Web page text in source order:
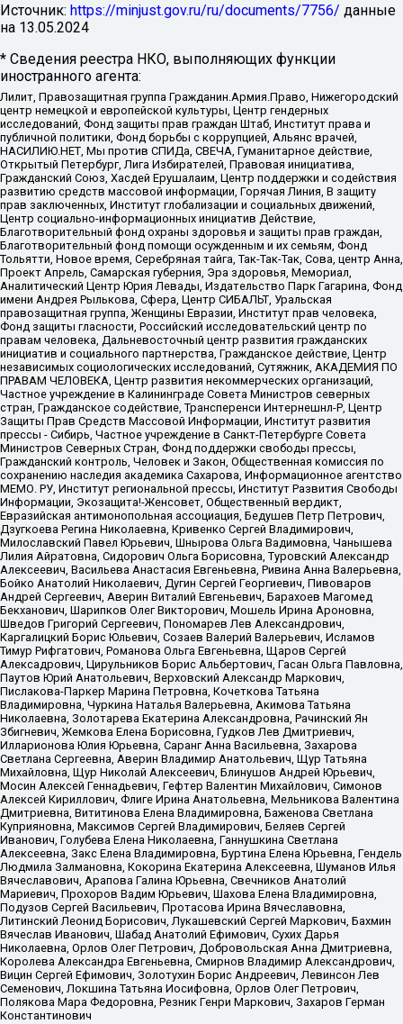
Источник: https://minjust.gov.ru/ru/documents/7756/ данные
на 13.05.2024
* Сведения реестра НКО, выполняющих функции
иностранного агента:
Лилит, Правозащитная группа Гражданин.Армия.Право, Нижегородский
центр немецкой и европейской культуры, Центр гендерных
исследований, Фонд защиты прав граждан Штаб, Институт права и
публичной политики, Фонд борьбы с коррупцией, Альянс врачей,
НАСИЛИЮ.НЕТ, Мы против СПИДа, СВЕЧА, Гуманитарное действие,
Открытый Петербург, Лига Избирателей, Правовая инициатива,
Гражданский Союз, Хасдей Ерушалаим, Центр поддержки и содействия
развитию средств массовой информации, Горячая Линия, В защиту
прав заключенных, Институт глобализации и социальных движений,
Центр социально-информационных инициатив Действие,
Благотворительный фонд охраны здоровья и защиты прав граждан,
Благотворительный фонд помощи осужденным и их семьям, Фонд
Тольятти, Новое время, Серебряная тайга, Так-Так-Так, Сова, центр Анна,
Проект Апрель, Самарская губерния, Эра здоровья, Мемориал,
Аналитический Центр Юрия Левады, Издательство Парк Гагарина, Фонд
имени Андрея Рылькова, Сфера, Центр СИБАЛЬТ, Уральская
правозащитная группа, Женщины Евразии, Институт прав человека,
Фонд защиты гласности, Российский исследовательский центр по
правам человека, Дальневосточный центр развития гражданских
инициатив и социального партнерства, Гражданское действие, Центр
независимых социологических исследований, Сутяжник, АКАДЕМИЯ ПО
ПРАВАМ ЧЕЛОВЕКА, Центр развития некоммерческих организаций,
Частное учреждение в Калининграде Совета Министров северных
стран, Гражданское содействие, Трансперенси Интернешнл-Р, Центр
Защиты Прав Средств Массовой Информации, Институт развития
прессы - Сибирь, Частное учреждение в Санкт-Петербурге Совета
Министров Северных Стран, Фонд поддержки свободы прессы,
Гражданский контроль, Человек и Закон, Общественная комиссия по
сохранению наследия академика Сахарова, Информационное агентство
МЕМО. РУ, Институт региональной прессы, Институт Развития Свободы
Информации, Экозащита!-Женсовет, Общественный вердикт,
Евразийская антимонопольная ассоциация, Бедушев Петр Петрович,
Дзугкоева Регина Николаевна, Кривенко Сергей Владимирович,
Милославский Павел Юрьевич, Шнырова Ольга Вадимовна, Чанышева
Лилия Айратовна, Сидорович Ольга Борисовна, Туровский Александр
Алексеевич, Васильева Анастасия Евгеньевна, Ривина Анна Валерьевна,
Бойко Анатолий Николаевич, Дугин Сергей Георгиевич, Пивоваров
Андрей Сергеевич, Аверин Виталий Евгеньевич, Барахоев Магомед
Бекханович, Шарипков Олег Викторович, Мошель Ирина Ароновна,
Шведов Григорий Сергеевич, Пономарев Лев Александрович,
Каргалицкий Борис Юльевич, Созаев Валерий Валерьевич, Исламов
Тимур Рифгатович, Романова Ольга Евгеньевна, Щаров Сергей
Алексадрович, Цирульников Борис Альбертович, Гасан Ольга Павловна,
Паутов Юрий Анатольевич, Верховский Александр Маркович,
Пислакова-Паркер Марина Петровна, Кочеткова Татьяна
Владимировна, Чуркина Наталья Валерьевна, Акимова Татьяна
Николаевна, Золотарева Екатерина Александровна, Рачинский Ян
Збигневич, Жемкова Елена Борисовна, Гудков Лев Дмитриевич,
Илларионова Юлия Юрьевна, Саранг Анна Васильевна, Захарова
Светлана Сергеевна, Аверин Владимир Анатольевич, Щур Татьяна
Михайловна, Щур Николай Алексеевич, Блинушов Андрей Юрьевич,
Мосин Алексей Геннадьевич, Гефтер Валентин Михайлович, Симонов
Алексей Кириллович, Флиге Ирина Анатольевна, Мельникова Валентина
Дмитриевна, Вититинова Елена Владимировна, Баженова Светлана
Куприяновна, Максимов Сергей Владимирович, Беляев Сергей
Иванович, Голубева Елена Николаевна, Ганнушкина Светлана
Алексеевна, Закс Елена Владимировна, Буртина Елена Юрьевна, Гендель
Людмила Залмановна, Кокорина Екатерина Алексеевна, Шуманов Илья
Вячеславович, Арапова Галина Юрьевна, Свечников Анатолий
Мариевич, Прохоров Вадим Юрьевич, Шахова Елена Владимировна,
Подузов Сергей Васильевич, Протасова Ирина Вячеславовна,
Литинский Леонид Борисович, Лукашевский Сергей Маркович, Бахмин
Вячеслав Иванович, Шабад Анатолий Ефимович, Сухих Дарья
Николаевна, Орлов Олег Петрович, Добровольская Анна Дмитриевна,
Королева Александра Евгеньевна, Смирнов Владимир Александрович,
Вицин Сергей Ефимович, Золотухин Борис Андреевич, Левинсон Лев
Семенович, Локшина Татьяна Иосифовна, Орлов Олег Петрович,
Полякова Мара Федоровна, Резник Генри Маркович, Захаров Герман
Константинович